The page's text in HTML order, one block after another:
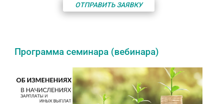
ОТПРАВИТЬ ЗАЯВКУ
Программа семинара (вебинара)